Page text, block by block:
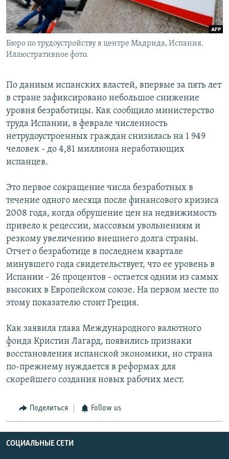
Հայերեն
English
Русский
Все сайты Радио Азатутюн
Бюро по трудоустройству в центре Мадрида, Испания.
Иллюстративное фото.
По данным испанских властей, впервые за пять лет
в стране зафиксировано небольшое снижение
уровня безработицы. Как сообщило министерство
труда Испании, в феврале численность
нетрудоустроенных граждан снизилась на 1 949
человек - до 4,81 миллиона неработающих
испанцев.
Это первое сокращение числа безработных в
течение одного месяца после финансового кризиса
2008 года, когда обрушение цен на недвижимость
привело к рецессии, массовым увольнениям и
резкому увеличению внешнего долга страны.
Отчет о безработице в последнем квартале
минувшего года свидетельствует, что ее уровень в
Испании - 26 процентов - остается одним из самых
высоких в Европейском союзе. На первом месте по
этому показателю стоит Греция.
Как заявила глава Международного валютного
фонда Кристин Лагард, появились признаки
восстановления испанской экономики, но страна
по-прежнему нуждается в реформах для
скорейшего создания новых рабочих мест.
Поделиться Follow us
СОЦИАЛЬНЫЕ СЕТИ